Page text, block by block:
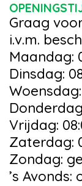
Graag
i.v.m.
Maandag:
Dinsdag:
Woensdag:
Vrijdag:
Zaterdag:
Zondag:
’s